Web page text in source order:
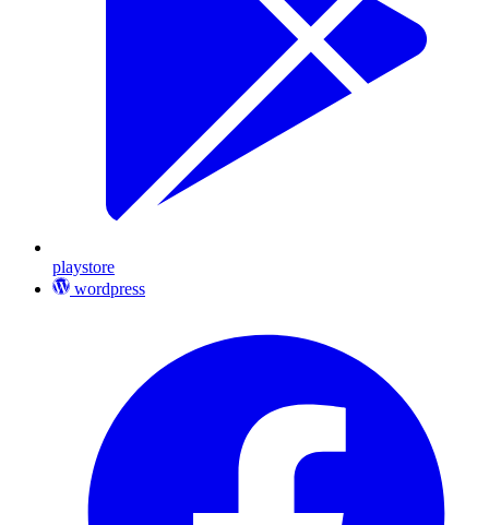
playstore
wordpress